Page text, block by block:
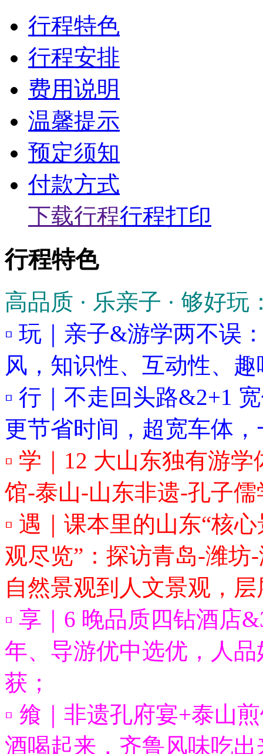
行程特色
行程安排
费用说明
温馨提示
预定须知
付款方式
下载行程行程打印
行程特色
高品质 · 乐亲子 · 够好玩
▫ 玩｜亲子&游学两不误
风，知识性、互动性、
▫ 行｜不走回头路&2+1
更节省时间，超宽车体
▫ 学｜12 大山东独有游
馆-泰山-山东非遗-孔子
▫ 遇｜课本里的山东“核
观尽览”：探访青岛-潍
自然景观到人文景观，
▫ 享｜6 晚品质四钻酒店
年、导游优中选优，人
获；
▫ 飨｜非遗孔府宴+泰山
酒喝起来，齐鲁风味吃出